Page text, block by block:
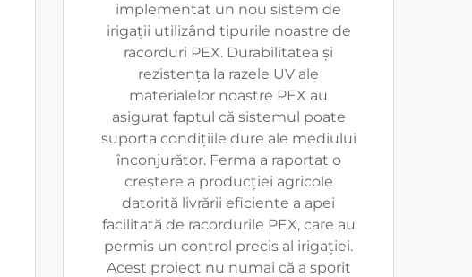
implementat un nou sistem de
irigații utilizând tipurile noastre de
racorduri PEX. Durabilitatea și
rezistența la razele UV ale
materialelor noastre PEX au
asigurat faptul că sistemul poate
suporta condițiile dure ale mediului
înconjurător. Ferma a raportat o
creștere a producției agricole
datorită livrării eficiente a apei
facilitată de racordurile PEX, care au
permis un control precis al irigației.
Acest proiect nu numai că a sporit